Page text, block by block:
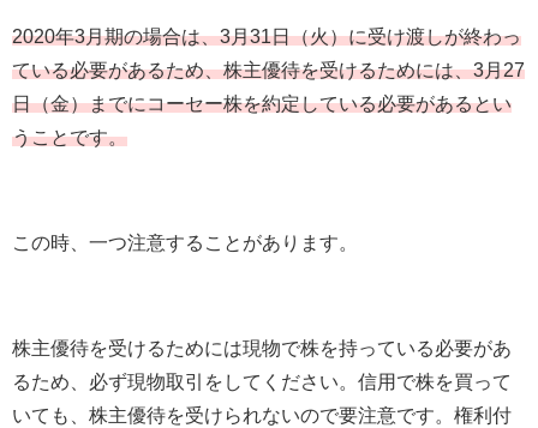
2020年3月期の場合は、3月31日（火）に受け渡しが終わっ
ている必要があるため、株主優待を受けるためには、3月27
日（金）までにコーセー株を約定している必要があるとい
うことです。
この時、一つ注意することがあります。
株主優待を受けるためには現物で株を持っている必要があ
るため、必ず現物取引をしてください。信用で株を買って
いても、株主優待を受けられないので要注意です。権利付